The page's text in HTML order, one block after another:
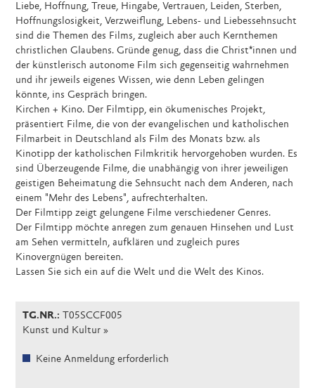
Liebe, Hoffnung, Treue, Hingabe, Vertrauen, Leiden, Sterben,
Hoffnungslosigkeit, Verzweiflung, Lebens- und Liebessehnsucht
sind die Themen des Films, zugleich aber auch Kernthemen
christlichen Glaubens. Gründe genug, dass die Christ*innen und
der künstlerisch autonome Film sich gegenseitig wahrnehmen
und ihr jeweils eigenes Wissen, wie denn Leben gelingen
könnte, ins Gespräch bringen.
Kirchen + Kino. Der Filmtipp, ein ökumenisches Projekt,
präsentiert Filme, die von der evangelischen und katholischen
Filmarbeit in Deutschland als Film des Monats bzw. als
Kinotipp der katholischen Filmkritik hervorgehoben wurden. Es
sind Überzeugende Filme, die unabhängig von ihrer jeweiligen
geistigen Beheimatung die Sehnsucht nach dem Anderen, nach
einem "Mehr des Lebens", aufrechterhalten.
Der Filmtipp zeigt gelungene Filme verschiedener Genres.
Der Filmtipp möchte anregen zum genauen Hinsehen und Lust
am Sehen vermitteln, aufklären und zugleich pures
Kinovergnügen bereiten.
Lassen Sie sich ein auf die Welt und die Welt des Kinos.
TG.NR.: T05SCCF005
Kunst und Kultur
Keine Anmeldung erforderlich